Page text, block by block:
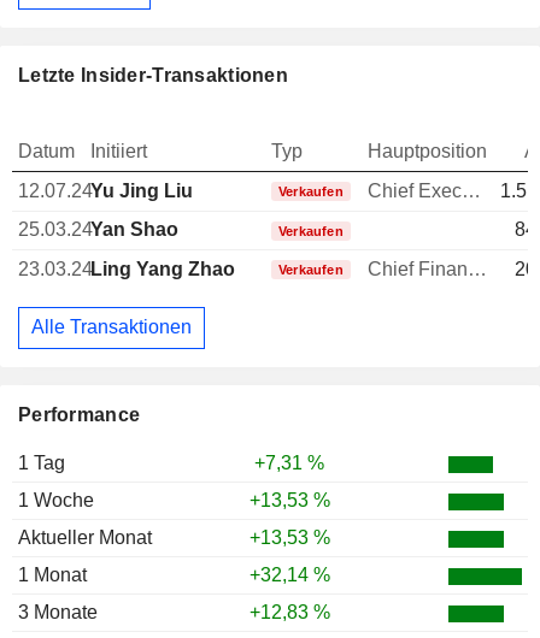
Performance
1 Tag
+7,31 %
1 Woche
+13,53 %
Aktueller Monat
+13,53 %
1 Monat
+32,14 %
3 Monate
+12,83 %
Letzte Insider-Transaktionen
Datum Initiiert Typ Hauptposition
12.07.24Yu Jing Liu Verkaufen Chief Executive Officer (CEO)
25.03.24Yan Shao Verkaufen
23.03.24Ling Yang Zhao Verkaufen Chief Financial Officer (CFO)
Alle Transaktionen